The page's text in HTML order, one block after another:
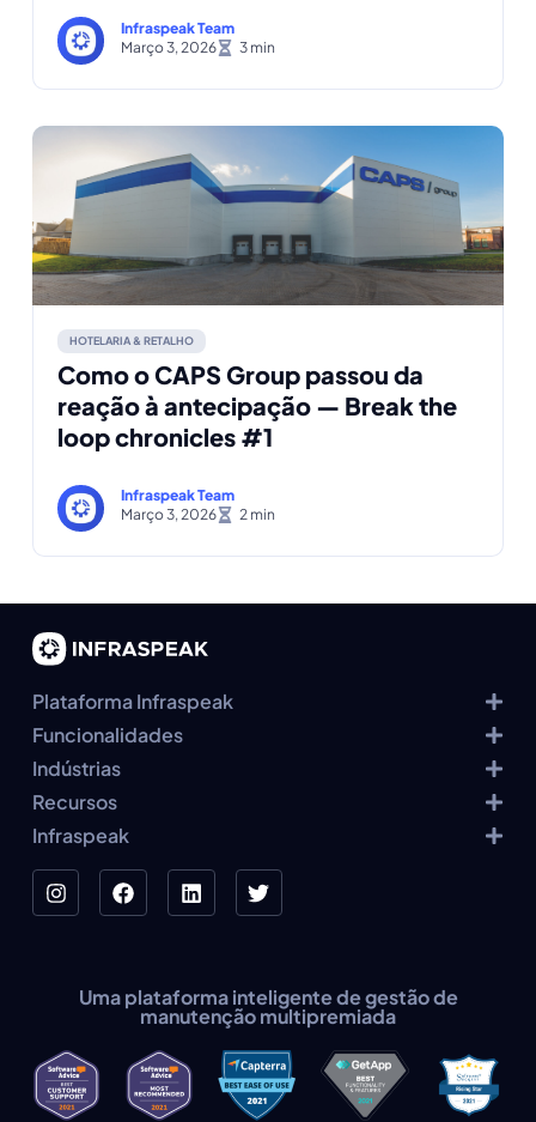
Infraspeak Team
Março 3, 2026
HOTELARIA & RETALHO
Como o CAPS Group passou da
reação à antecipação — Break the
loop chronicles #1
Infraspeak Team
Março 3, 2026
Plataforma Infraspeak
Funcionalidades
Indústrias
Recursos
Infraspeak
Uma plataforma inteligente de gestão de
manutenção multipremiada